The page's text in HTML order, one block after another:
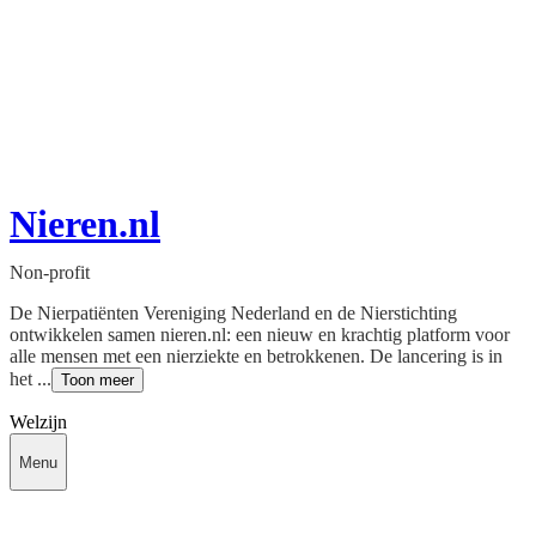
Nieren.nl
Non-profit
De Nierpatiënten Vereniging Nederland en de Nierstichting
ontwikkelen samen nieren.nl: een nieuw en krachtig platform voor
alle mensen met een nierziekte en betrokkenen. De lancering is in
het ... Toon meer
Welzijn
Menu